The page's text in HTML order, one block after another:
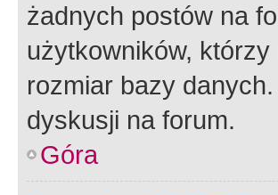
żadnych postów na
użytkowników,
rozmiar bazy
dyskusji na forum.
Góra